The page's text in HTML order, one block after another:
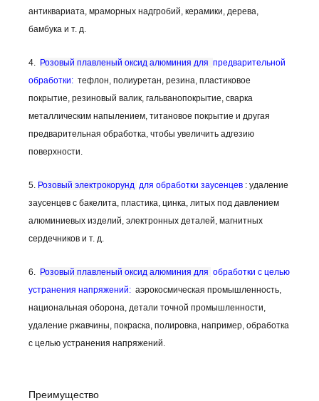
антиквариата, мраморных надгробий, керамики, дерева,
бамбука и т. д.
4. Розовый плавленый оксид алюминия для предварительной
обработки: тефлон, полиуретан, резина, пластиковое
покрытие, резиновый валик, гальванопокрытие, сварка
металлическим напылением, титановое покрытие и другая
предварительная обработка, чтобы увеличить адгезию
поверхности.
5. Розовый электрокорунд для обработки заусенцев : удаление
заусенцев с бакелита, пластика, цинка, литых под давлением
алюминиевых изделий, электронных деталей, магнитных
сердечников и т. д.
6. Розовый плавленый оксид алюминия для обработки с целью
устранения напряжений: аэрокосмическая промышленность,
национальная оборона, детали точной промышленности,
удаление ржавчины, покраска, полировка, например, обработка
с целью устранения напряжений.
Преимущество